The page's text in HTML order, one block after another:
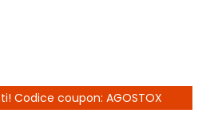
Codice coupon: AGOSTOX